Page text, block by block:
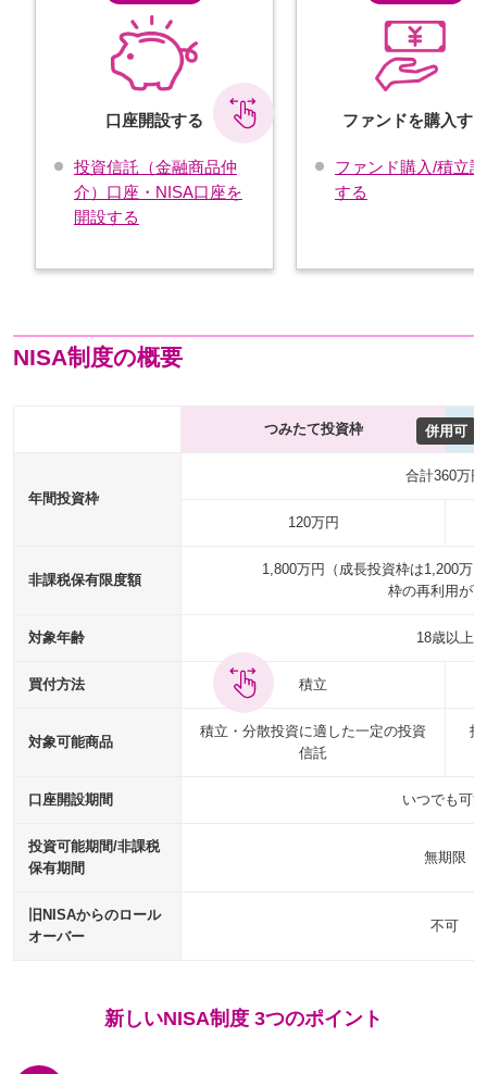
口座開設する
投資信託（金融商品仲
介）口座・NISA口座を
開設する
ファンドを購入す
ファンド購入/積立
する
NISA制度の概要
つみたて投資枠 併用可
年間投資枠
合計360万円
120万円
非課税保有限度額
1,800万円（成長投資枠は1,200万
枠の再利用が
対象年齢 18歳以上
買付方法 積立
対象可能商品
積立・分散投資に適した一定の投資
信託
投
口座開設期間 いつでも可能
投資可能期間/非課税
保有期間
無期限
旧NISAからのロール
オーバー
不可
新しいNISA制度 3つのポイント